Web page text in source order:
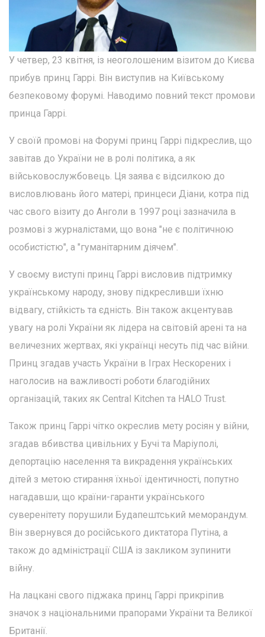
У четвер, 23 квітня, із неоголошеним візитом до Києва
прибув принц Гаррі. Він виступив на Київському
безпековому форумі. Наводимо повний текст промови
принца Гаррі.
У своїй промові на Форумі принц Гаррі підкреслив, що
завітав до України не в ролі політика, а як
військовослужбовець. Ця заява є відсилкою до
висловлювань його матері, принцеси Діани, котра під
час свого візиту до Анголи в 1997 році зазначила в
розмові з журналістами, що вона "не є політичною
особистістю", а "гуманітарним діячем".
У своєму виступі принц Гаррі висловив підтримку
українському народу, знову підкресливши їхню
відвагу, стійкість та єдність. Він також акцентував
увагу на ролі України як лідера на світовій арені та на
величезних жертвах, які українці несуть під час війни.
Принц згадав участь України в Іграх Нескорених і
наголосив на важливості роботи благодійних
організацій, таких як Central Kitchen та HALO Trust.
Також принц Гаррі чітко окреслив мету росіян у війни,
згадав вбивства цивільних у Бучі та Маріуполі,
депортацію населення та викрадення українських
дітей з метою стирання їхньої ідентичності, попутно
нагадавши, що країни-гаранти українського
суверенітету порушили Будапештський меморандум.
Він звернувся до російського диктатора Путіна, а
також до адміністрації США із закликом зупинити
війну.
На лацкані свого піджака принц Гаррі прикріпив
значок з національними прапорами України та Великої
Британії.